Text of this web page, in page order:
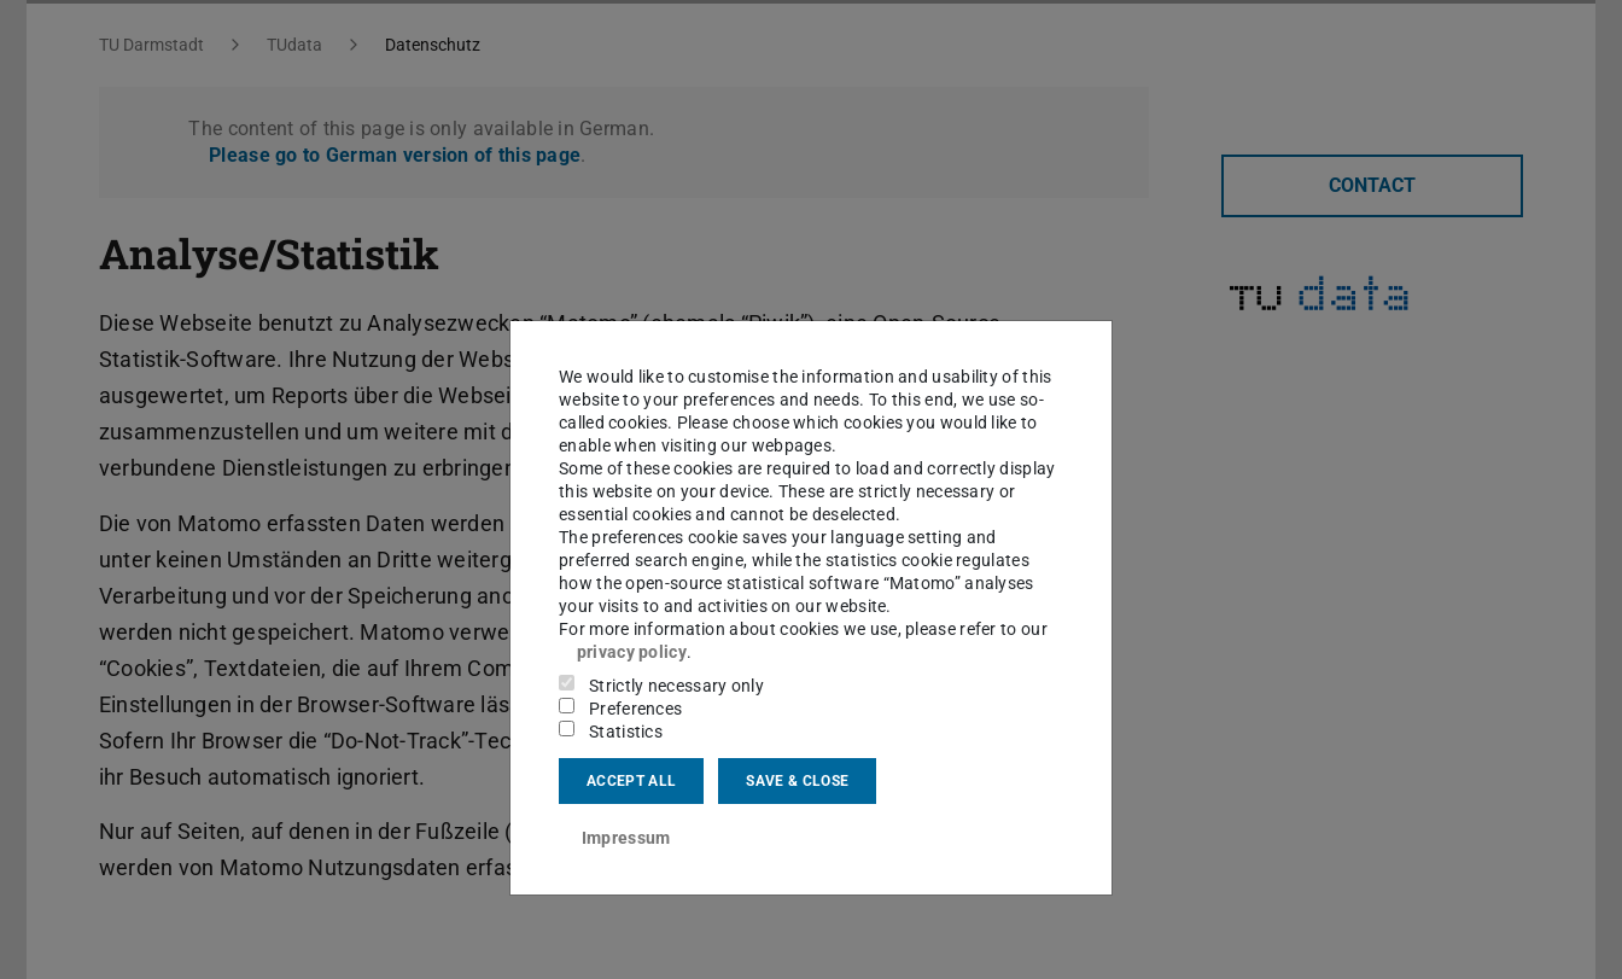
You are here:
TU Darmstadt TUdata Datenschutz
The content of this page is only available in German.
Please go to German version of this page.
Analyse/Statistik
Diese Webseite benutzt zu Analysezwecken “Matomo” (ehemals “Piwik”), eine Open-Source-
Statistik-Software. Ihre Nutzung der Webseite wird ausschließlich in anonymisierter Form
ausgewertet, um Reports über die Webseitenaktivitäten für die Webseitenbetreiber
zusammenzustellen und um weitere mit der Webseitennutzung und der Internetnutzung
verbundene Dienstleistungen zu erbringen sowie das Webangebot zu verbessern.
Die von Matomo erfassten Daten werden auf Servern der TU Darmstadt gespeichert und
unter keinen Umständen an Dritte weitergegeben. Die IP-Adresse wird sofort nach der
Verarbeitung und vor der Speicherung anonymisiert, die letzten beiden Tupel der IP-Adresse
werden nicht gespeichert. Matomo verwendet zur Analyse der Benutzung der Webseiten sog.
“Cookies”, Textdateien, die auf Ihrem Computer gespeichert werden. Durch entsprechende
Einstellungen in der Browser-Software lässt sich die Speicherung von Cookies unterbinden.
Sofern Ihr Browser die “Do-Not-Track”-Technik unterstützt und Sie diese aktiviert haben, wird
ihr Besuch automatisch ignoriert.
Nur auf Seiten, auf denen in der Fußzeile (Footer) der Link “Webseitenanalyse” zu sehen ist,
werden von Matomo Nutzungsdaten erfasst.
CONTACT
We would like to customise the information and usability of this
website to your preferences and needs. To this end, we use so-
called cookies. Please choose which cookies you would like to
enable when visiting our webpages.
Some of these cookies are required to load and correctly display
this website on your device. These are strictly necessary or
essential cookies and cannot be deselected.
The preferences cookie saves your language setting and
preferred search engine, while the statistics cookie regulates
how the open-source statistical software “Matomo” analyses
your visits to and activities on our website.
For more information about cookies we use, please refer to our
privacy policy.
Strictly necessary only
Preferences
Statistics
ACCEPT ALL SAVE & CLOSE
Impressum